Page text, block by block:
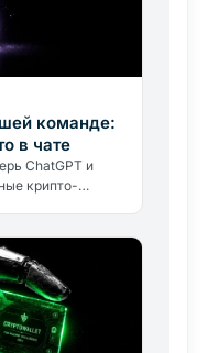
команде:
в чате
ChatGPT и
крипто-